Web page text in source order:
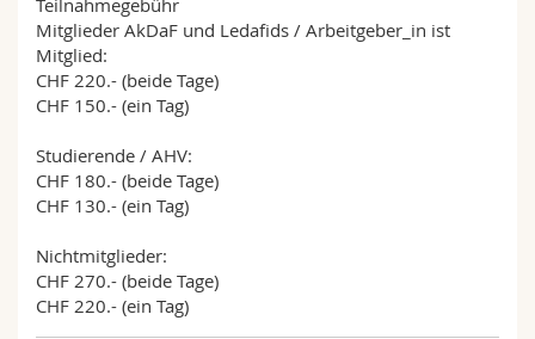
Mitglieder AkDaF und Ledafids / Arbeitgeber_in ist
Mitglied:
CHF 220.- (beide Tage)
CHF 150.- (ein Tag)
Studierende / AHV:
CHF 180.- (beide Tage)
CHF 130.- (ein Tag)
Nichtmitglieder:
CHF 270.- (beide Tage)
CHF 220.- (ein Tag)